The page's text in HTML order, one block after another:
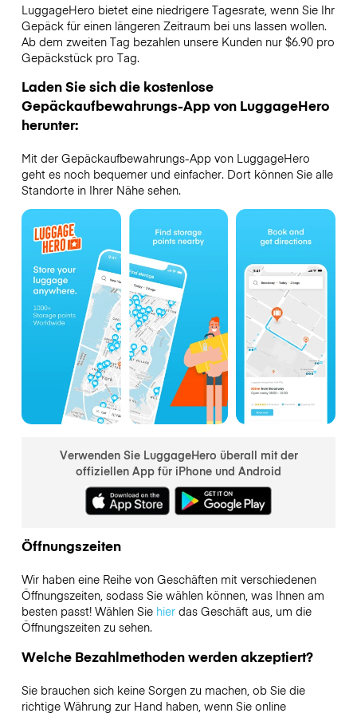
LuggageHero bietet eine niedrigere Tagesrate, wenn Sie Ihr
Gepäck für einen längeren Zeitraum bei uns lassen wollen.
Ab dem zweiten Tag bezahlen unsere Kunden nur $6.90 pro
Gepäckstück pro Tag.
Laden Sie sich die kostenlose
Gepäckaufbewahrungs-App von LuggageHero
herunter:
Mit der Gepäckaufbewahrungs-App von LuggageHero
geht es noch bequemer und einfacher. Dort können Sie alle
Standorte in Ihrer Nähe sehen.
Verwenden Sie LuggageHero überall mit der
offiziellen App für iPhone und Android
Öffnungszeiten
Wir haben eine Reihe von Geschäften mit verschiedenen
Öffnungszeiten, sodass Sie wählen können, was Ihnen am
besten passt! Wählen Sie hierdas Geschäft aus, um die
Öffnungszeiten zu sehen.
Welche Bezahlmethoden werden akzeptiert?
Sie brauchen sich keine Sorgen zu machen, ob Sie die
richtige Währung zur Hand haben, wenn Sie online